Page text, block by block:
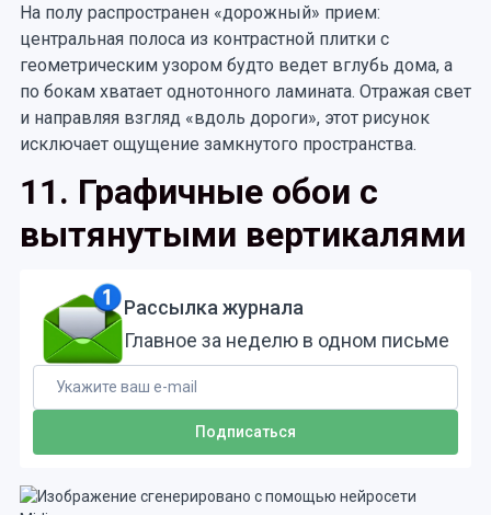
На полу распространен «дорожный» прием:
центральная полоса из контрастной плитки с
геометрическим узором будто ведет вглубь дома, а
по бокам хватает однотонного ламината. Отражая свет
и направляя взгляд «вдоль дороги», этот рисунок
исключает ощущение замкнутого пространства.
11. Графичные обои с
вытянутыми вертикалями
Рассылка журнала
Главное за неделю в одном письме